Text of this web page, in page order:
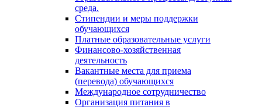
среда.
Стипендии и меры поддержки
обучающихся
Платные образовательные услуги
Финансово-хозяйственная
деятельность
Вакантные места для приема
(перевода) обучающихся
Международное сотрудничество
Организация питания в